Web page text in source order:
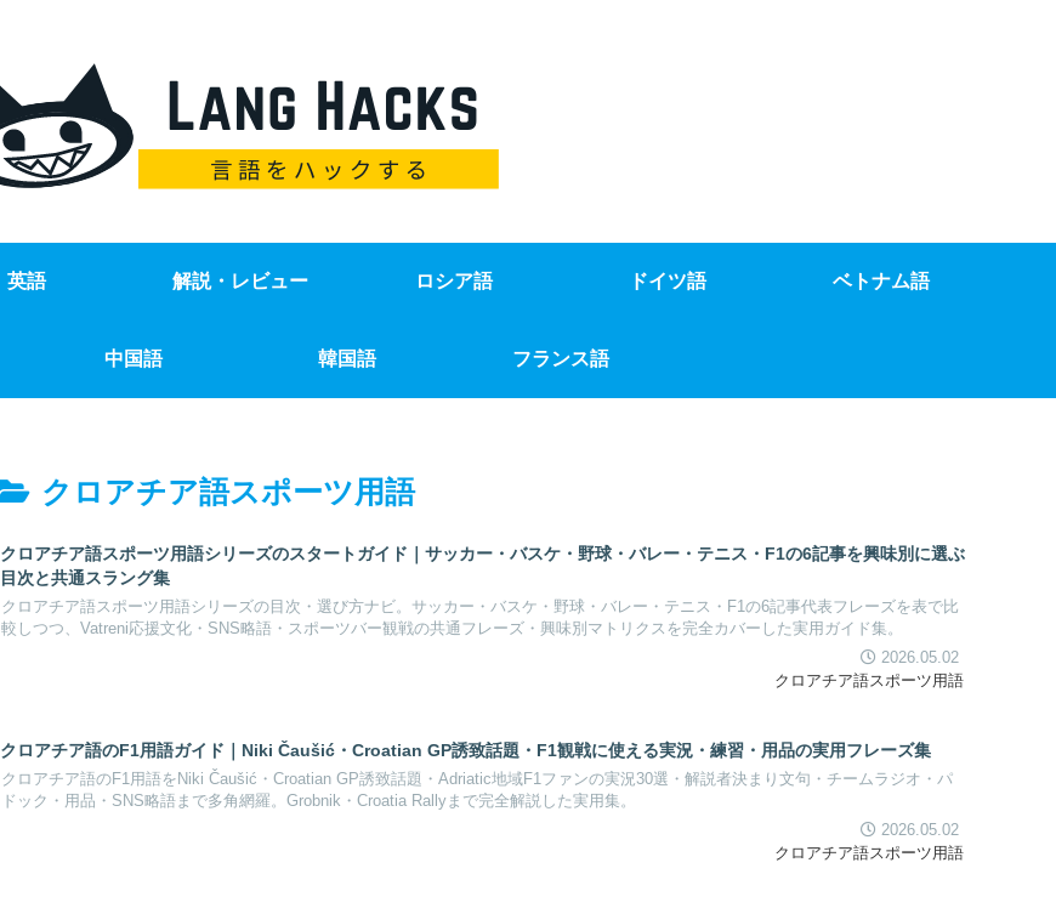
英語 解説・レビュー ロシア語 ドイツ語 ベトナム語
中国語 韓国語 フランス語
クロアチア語スポーツ用語
クロアチア語スポーツ用語シリーズのスタートガイド｜サッカー・バスケ・野球・バレー・テニス・F1の6記事を興味別に選ぶ
目次と共通スラング集
クロアチア語スポーツ用語シリーズの目次・選び方ナビ。サッカー・バスケ・野球・バレー・テニス・F1の6記事代表フレーズを表で比
較しつつ、Vatreni応援文化・SNS略語・スポーツバー観戦の共通フレーズ・興味別マトリクスを完全カバーした実用ガイド集。
2026.05.02
クロアチア語スポーツ用語
クロアチア語のF1用語ガイド｜Niki Čaušić・Croatian GP誘致話題・F1観戦に使える実況・練習・用品の実用フレーズ集
クロアチア語のF1用語をNiki Čaušić・Croatian GP誘致話題・Adriatic地域F1ファンの実況30選・解説者決まり文句・チームラジオ・パ
ドック・用品・SNS略語まで多角網羅。Grobnik・Croatia Rallyまで完全解説した実用集。
2026.05.02
クロアチア語スポーツ用語